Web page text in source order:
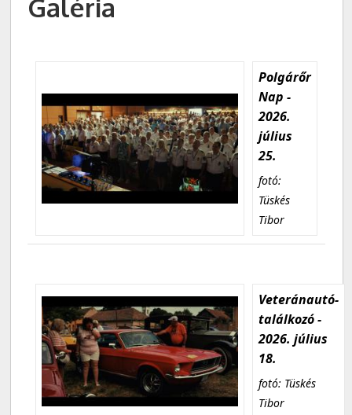
Galéria
Polgárőr
Nap -
2026.
július
25.
fotó:
Tüskés
Tibor
Veteránautó-
találkozó -
2026. július
18.
fotó: Tüskés
Tibor